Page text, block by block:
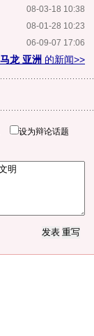
08-03-18 10:38
08-01-28 10:23
06-09-07 17:06
马龙 亚洲 的新闻>>
设为辩论话题